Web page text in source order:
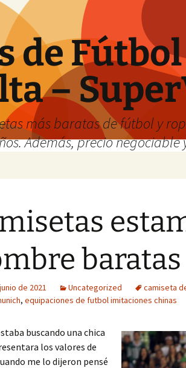
de
–
más baratas de fútbol y
Además, precio
baratas
de 2021 Uncategorized camiseta
, equipaciones de futbol imitaciones chinas
buscando una chica
los valores de
me lo dijeron pensé